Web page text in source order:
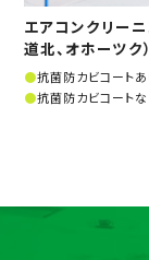
エアコンクリーニ
道北、オホーツク）
抗菌防カビコートあ
抗菌防カビコートな